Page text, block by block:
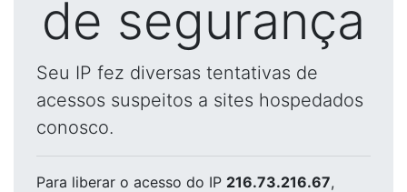
de segurança
Seu IP fez diversas tentativas de
acessos suspeitos a sites hospedados
conosco.
Para liberar o acesso do IP 216.73.216.67,